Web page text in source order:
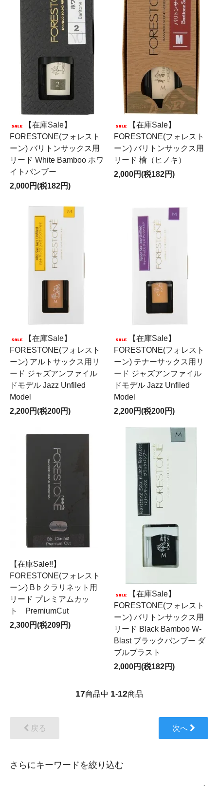
【在庫Sale】
FORESTONE(フォレスト
ーン) バリトンサックス用
リード White Bamboo ホワ
イトバンブー
2,000円(税182円)
【在庫Sale】
FORESTONE(フォレスト
ーン) バリトンサックス用
リード 檜（ヒノキ）
2,000円(税182円)
【在庫Sale】
FORESTONE(フォレスト
ーン) アルトサックス用リ
ード ジャズアンファイル
ドモデル Jazz Unfiled
Model
2,200円(税200円)
【在庫Sale】
FORESTONE(フォレスト
ーン) テナーサックス用リ
ード ジャズアンファイル
ドモデル Jazz Unfiled
Model
2,200円(税200円)
【在庫Sale!!】
FORESTONE(フォレスト
ーン) B♭クラリネット用
リード プレミアムカッ
ト PremiumCut
2,300円(税209円)
【在庫Sale】
FORESTONE(フォレスト
ーン) バリトンサックス用
リード Black Bamboo W-
Blast ブラックバンブー ダ
ブルブラスト
2,000円(税182円)
17商品中 1-12商品
戻る 次へ
さらにキーワードを絞り込む